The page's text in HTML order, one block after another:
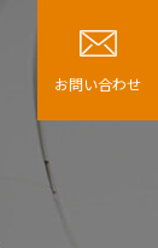
お問い合わせ